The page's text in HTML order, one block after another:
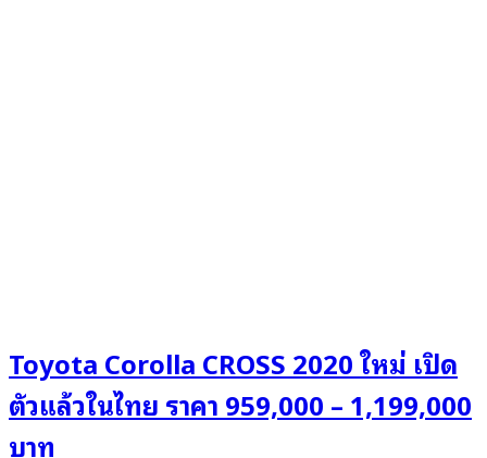
Toyota Corolla CROSS 2020 ใหม่ เปิด
ตัวแล้วในไทย ราคา 959,000 – 1,199,000
บาท